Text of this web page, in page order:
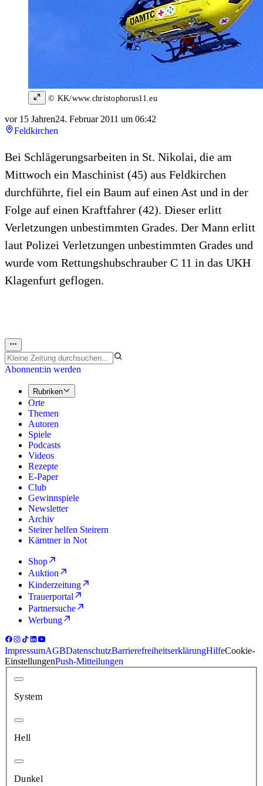
© KK/www.christophorus11.eu
vor 15 Jahren24. Februar 2011 um 06:42
Feldkirchen
Bei Schlägerungsarbeiten in St. Nikolai, die am
Mittwoch ein Maschinist (45) aus Feldkirchen
durchführte, fiel ein Baum auf einen Ast und in der
Folge auf einen Kraftfahrer (42). Dieser erlitt
Verletzungen unbestimmten Grades. Der Mann erlitt
laut Polizei Verletzungen unbestimmten Grades und
wurde vom Rettungshubschrauber C 11 in das UKH
Klagenfurt geflogen.
Abonnent:in werden
Rubriken
Orte
Themen
Autoren
Spiele
Podcasts
Videos
Rezepte
E-Paper
Club
Gewinnspiele
Newsletter
Archiv
Steirer helfen Steirern
Kärntner in Not
Shop
Auktion
Kinderzeitung
Trauerportal
Partnersuche
Werbung
ImpressumAGBDatenschutzBarrierefreiheitserklärungHilfeCookie-
EinstellungenPush-Mitteilungen
System
Hell
Dunkel